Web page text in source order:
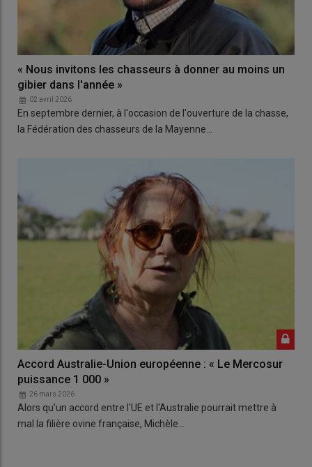
« Nous invitons les chasseurs à donner au moins un
gibier dans l'année »
02 avril 2026
En septembre dernier, à l'occasion de l'ouverture de la chasse,
la Fédération des chasseurs de la Mayenne…
Accord Australie-Union européenne : « Le Mercosur
puissance 1 000 »
26 mars 2026
Alors qu'un accord entre l'UE et l'Australie pourrait mettre à
mal la filière ovine française, Michèle…